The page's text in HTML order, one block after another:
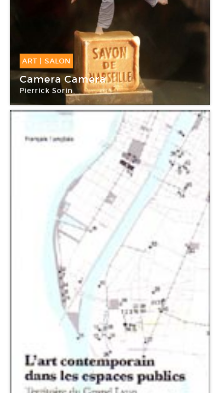
ART | SALON
25 Nov -26 Nov 2017
Camera Camera
Pierrick Sorin
Hôtel Windsor